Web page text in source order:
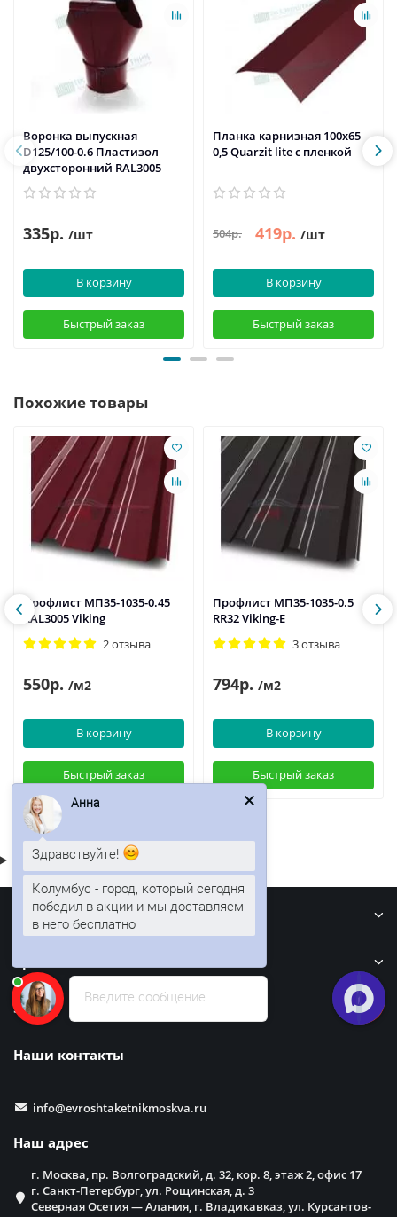
Воронка выпускная
D125/100-0.6 Пластизол
двухсторонний RAL3005
335р. /шт
В корзину
Быстрый заказ
Планка карнизная 100х65
0,5 Quarzit lite с пленкой
504р. 419р. /шт
В корзину
Быстрый заказ
Похожие товары
Профлист МП35-1035-0.45
RAL3005 Viking
2 отзыва
550р. /м2
В корзину
Быстрый заказ
Профлист МП35-1035-0.5
RR32 Viking-E
3 отзыва
794р. /м2
В корзину
Быстрый заказ
Информация
Забор
Наши контакты
info@evroshtaketnikmoskva.ru
Наш адрес
г. Москва, пр. Волгоградский, д. 32, кор. 8, этаж 2, офис 17
г. Санкт-Петербург, ул. Рощинская, д. 3
Северная Осетия — Алания, г. Владикавказ, ул. Курсантов-
Введите сообщение
Здравствуйте!
Колумбус - город, который сегодня
победил в акции и мы доставляем
в него бесплатно